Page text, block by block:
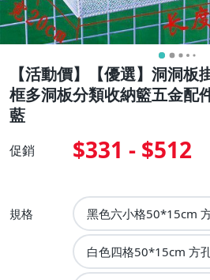
【活動價】【優選】洞洞板
框多洞板分類收納籃五金配
藍
促銷 $331 - $512
規格 黑色六小格50*15cm
白色四格50*15cm 方